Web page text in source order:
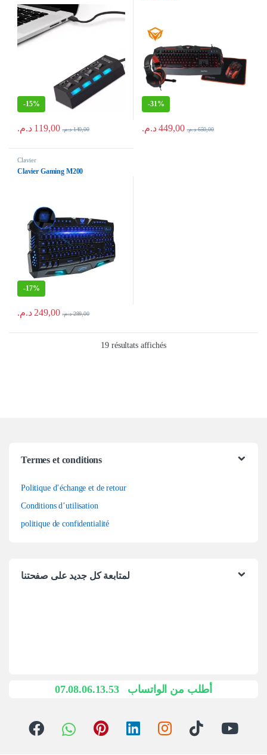
-15%
119,00 د.م. 140,00 د.م.
-31%
449,00 د.م. 650,00 د.م.
Clavier
Clavier Gaming M200
-17%
249,00 د.م. 299,00 د.م.
19 résultats affichésTrié du plus récent au plus
Termes et conditions
Politique d’échange et de retour
Conditions d’utilisation
politique de confidentialité
لمتابعة كل جديد على صفحتنا
07.08.06.13.53 أطلب من الواتساب